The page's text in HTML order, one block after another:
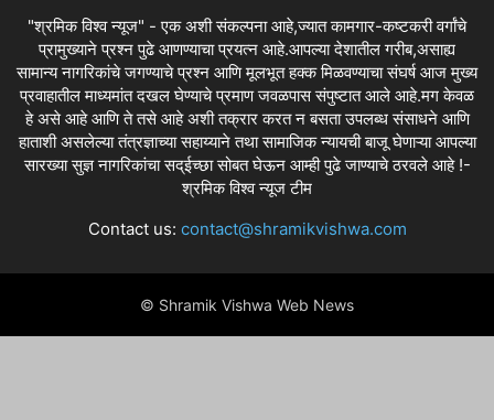
"श्रमिक विश्व न्यूज" - एक अशी संकल्पना आहे,ज्यात कामगार-कष्टकरी वर्गांचे
प्रामुख्याने प्रश्न पुढे आणण्याचा प्रयत्न आहे.आपल्या देशातील गरीब,असाह्य
सामान्य नागरिकांचे जगण्याचे प्रश्न आणि मूलभूत हक्क मिळवण्याचा संघर्ष आज मुख्य
प्रवाहातील माध्यमांत दखल घेण्याचे प्रमाण जवळपास संपुष्टात आले आहे.मग केवळ
हे असे आहे आणि ते तसे आहे अशी तक्रार करत न बसता उपलब्ध संसाधने आणि
हाताशी असलेल्या तंत्रज्ञाच्या सहाय्याने तथा सामाजिक न्यायची बाजू घेणाऱ्या आपल्या
सारख्या सुज्ञ नागरिकांचा सद्ईच्छा सोबत घेऊन आम्ही पुढे जाण्याचे ठरवले आहे !-
श्रमिक विश्व न्यूज टीम
Contact us: contact@shramikvishwa.com
© Shramik Vishwa Web News